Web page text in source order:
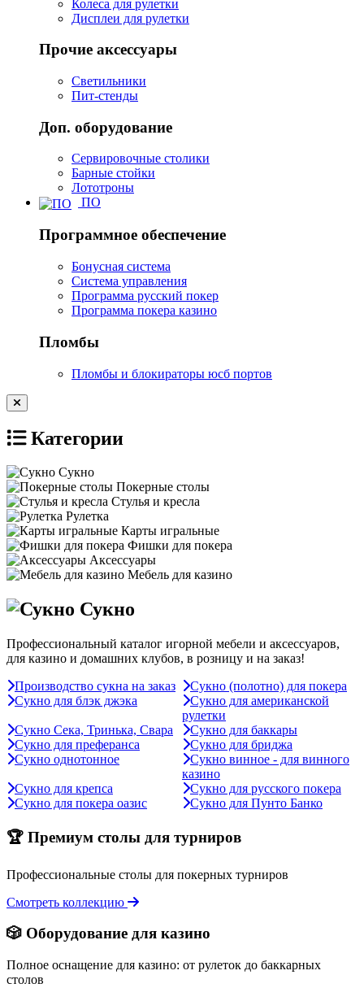
Колеса для рулетки
Дисплеи для рулетки
Прочие аксессуары
Светильники
Пит-стенды
Доп. оборудование
Сервировочные столики
Барные стойки
Лототроны
ПО
Программное обеспечение
Бонусная система
Система управления
Программа русский покер
Программа покера казино
Пломбы
Пломбы и блокираторы юсб портов
Категории
Сукно
Покерные столы
Стулья и кресла
Рулетка
Карты игральные
Фишки для покера
Аксессуары
Мебель для казино
Сукно
Профессиональный каталог игорной мебели и аксессуаров,
для казино и домашних клубов, в розницу и на заказ!
Производство сукна на заказ
Сукно (полотно) для покера
Сукно для блэк джэка
Сукно для американской
рулетки
Сукно Сека, Тринька, Свара
Сукно для баккары
Сукно для преферанса
Сукно для бриджа
Сукно однотонное
Сукно винное - для винного
казино
Сукно для крепса
Сукно для русского покера
Сукно для покера оазис
Сукно для Пунто Банко
🏆 Премиум столы для турниров
Профессиональные столы для покерных турниров
Смотреть коллекцию
🎲 Оборудование для казино
Полное оснащение для казино: от рулеток до баккарных
столов